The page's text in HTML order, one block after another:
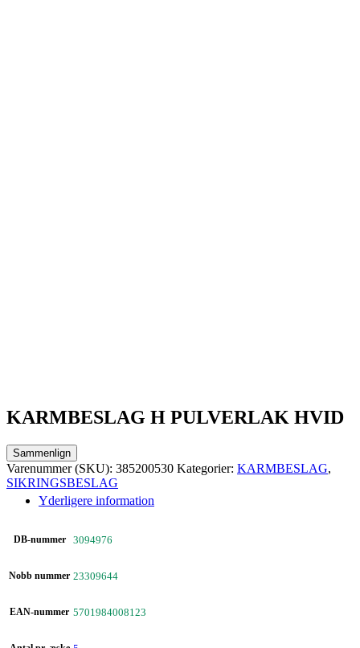
KARMBESLAG H PULVERLAK HVID
Sammenlign
Varenummer (SKU): 385200530 Kategorier: KARMBESLAG,
SIKRINGSBESLAG
Yderligere information
DB-nummer 3094976
Nobb nummer 23309644
EAN-nummer 5701984008123